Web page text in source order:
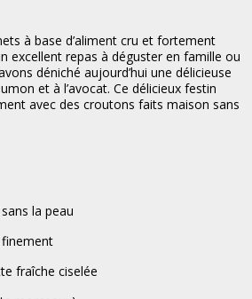
CONTACT
à base d’aliment cru et fortement
excellent repas à déguster en famille ou
déniché aujourd’hui une délicieuse
et à l’avocat. Ce délicieux festin
avec des croutons faits maison sans
la peau
fraîche ciselée